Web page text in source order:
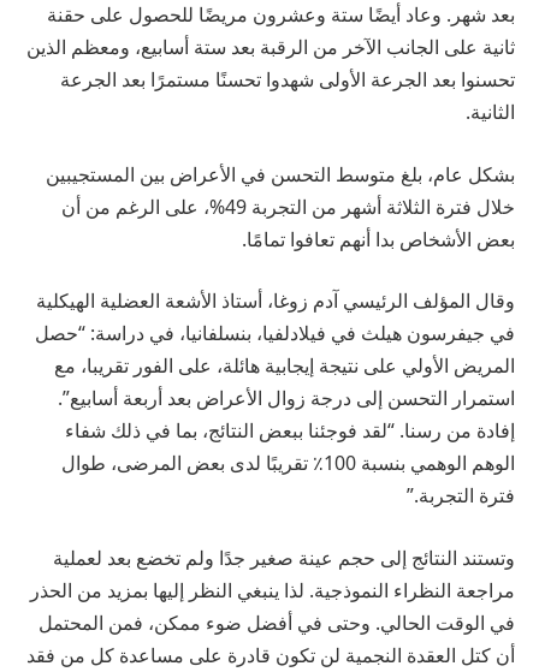
بعد شهر. وعاد أيضًا ستة وعشرون مريضًا للحصول على حقنة
ثانية على الجانب الآخر من الرقبة بعد ستة أسابيع، ومعظم الذين
تحسنوا بعد الجرعة الأولى شهدوا تحسنًا مستمرًا بعد الجرعة
الثانية.
بشكل عام، بلغ متوسط ​​التحسن في الأعراض بين المستجيبين
خلال فترة الثلاثة أشهر من التجربة 49%، على الرغم من أن
بعض الأشخاص بدا أنهم تعافوا تمامًا.
وقال المؤلف الرئيسي آدم زوغا، أستاذ الأشعة العضلية الهيكلية
في جيفرسون هيلث في فيلادلفيا، بنسلفانيا، في دراسة: “حصل
المريض الأولي على نتيجة إيجابية هائلة، على الفور تقريبا، مع
استمرار التحسن إلى درجة زوال الأعراض بعد أربعة أسابيع”.
إفادة من رسنا. “لقد فوجئنا ببعض النتائج، بما في ذلك شفاء
الوهم الوهمي بنسبة 100٪ تقريبًا لدى بعض المرضى، طوال
فترة التجربة.”
وتستند النتائج إلى حجم عينة صغير جدًا ولم تخضع بعد لعملية
مراجعة النظراء النموذجية. لذا ينبغي النظر إليها بمزيد من الحذر
في الوقت الحالي. وحتى في أفضل ضوء ممكن، فمن المحتمل
أن كتل العقدة النجمية لن تكون قادرة على مساعدة كل من فقد